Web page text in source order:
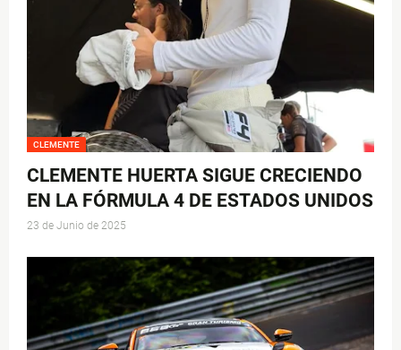
CLEMENTE
CLEMENTE HUERTA SIGUE CRECIENDO
EN LA FÓRMULA 4 DE ESTADOS UNIDOS
23 de Junio de 2025